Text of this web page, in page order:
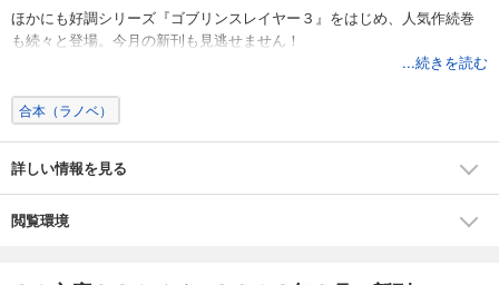
ほかにも好調シリーズ『ゴブリンスレイヤー３』をはじめ、人気作続巻
も続々と登場。今月の新刊も見逃せません！
※当立読み合本版は、製品版と一部異なる可能性がありますので予めご了
承ください。
【収録作品】
＜ＧＡ文庫＞
異能バトルは日常系のなかで１２
...続きを読む
合本（ラノベ）
詳しい情報を見る
閲覧環境